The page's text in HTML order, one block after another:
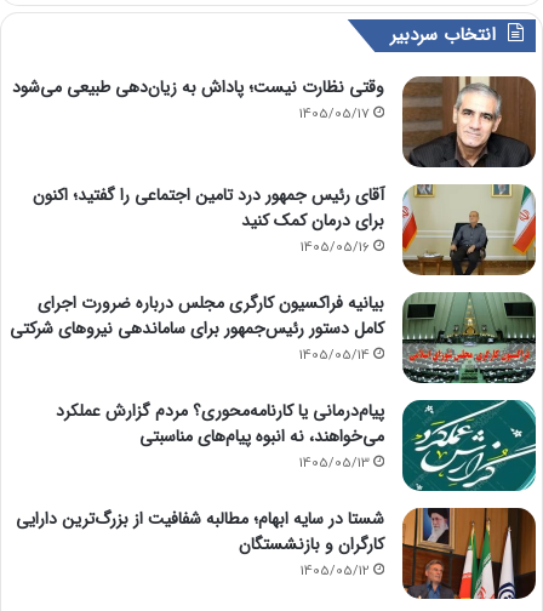
انتخاب سردبیر
وقتی نظارت نیست؛ پاداش به زیان‌دهی طبیعی می‌شود
1405/05/17
آقای رئیس جمهور درد تامین اجتماعی را گفتید؛ اکنون
برای درمان کمک کنید
1405/05/16
بیانیه فراکسیون کارگری مجلس درباره ضرورت اجرای
کامل دستور رئیس‌جمهور برای ساماندهی نیروهای شرکتی
1405/05/14
پیام‌درمانی یا کارنامه‌محوری؟ مردم گزارش عملکرد
می‌خواهند، نه انبوه پیام‌های مناسبتی
1405/05/13
شستا در سایه ابهام؛ مطالبه شفافیت از بزرگ‌ترین دارایی
کارگران و بازنشستگان
1405/05/12